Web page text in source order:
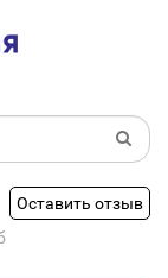
Оставить отзыв